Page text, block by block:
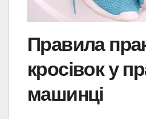
Правила
кросівок у
машинці